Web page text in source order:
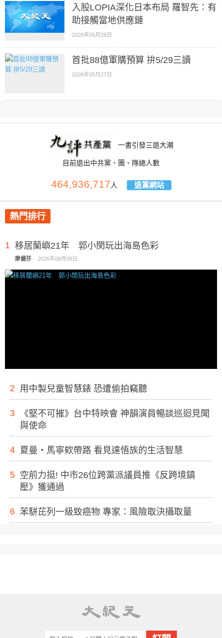
入股LOPIA深化日本布局 羅智先：有
助接觸當地供應鏈
2026年05月28日
首批88億軍購預算 拚5/29三讀
2026年05月27日
一書引發三退大潮
目前退出中共黨、團、隊總人數
464,936,717人 退黨網站
熱門排行
1 移居蘭嶼21年 郭小閔玩出海島色彩
廖儷芬 - 2026年08月09日
2 用中製兒童智慧錶 恐遭偷拍竊聽
3
《堅不可摧》台中特映會 神韻演員暢談巡迴見聞
與使命
4 夏曼・馬寧欸帶路 看見達悟族的生活智慧
5 空前力挺! 中市26位跨黨派議員推《反跨境鎮
壓》獲通過
6 苯駢芘列一級致癌物 專家：風險取決攝取量